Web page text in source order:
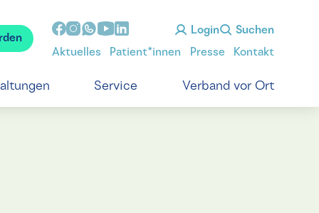
Login Suchen
Aktuelles Patient*innen Presse Kontakt
Service Verband vor Ort